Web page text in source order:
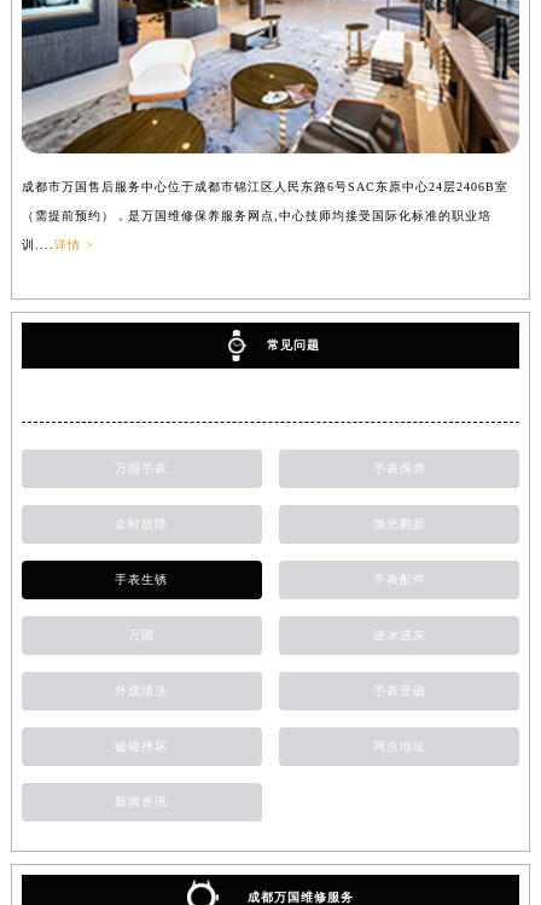
成都市万国售后服务中心位于成都市锦江区人民东路6号SAC东原中心24层2406B室
（需提前预约），是万国维修保养服务网点,中心技师均接受国际化标准的职业培
训.... 详情 >
常见问题
万国手表 手表保养
走时故障 抛光翻新
手表生锈 手表配件
万国 进水进灰
外观清洗 手表受磁
磕碰摔坏 网点地址
新闻资讯
成都万国维修服务